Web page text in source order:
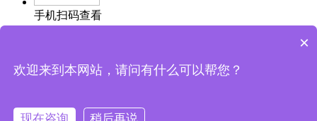
手机扫码查看
×
欢迎来到本网站，请问有什么可以帮您？
现在咨询 稍后再说